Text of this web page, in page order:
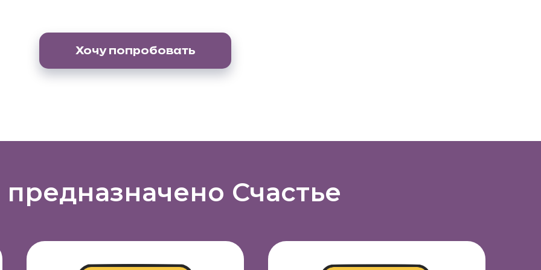
Хочу попробовать
Счастье